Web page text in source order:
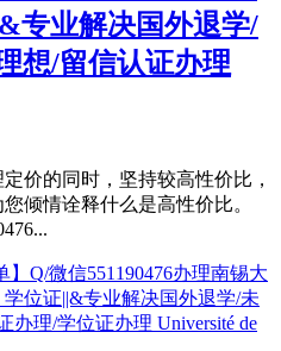
专业解决国外退学/
想/留信认证办理
价的同时，坚持较高性价比，
倾情诠释什么是高性价比。